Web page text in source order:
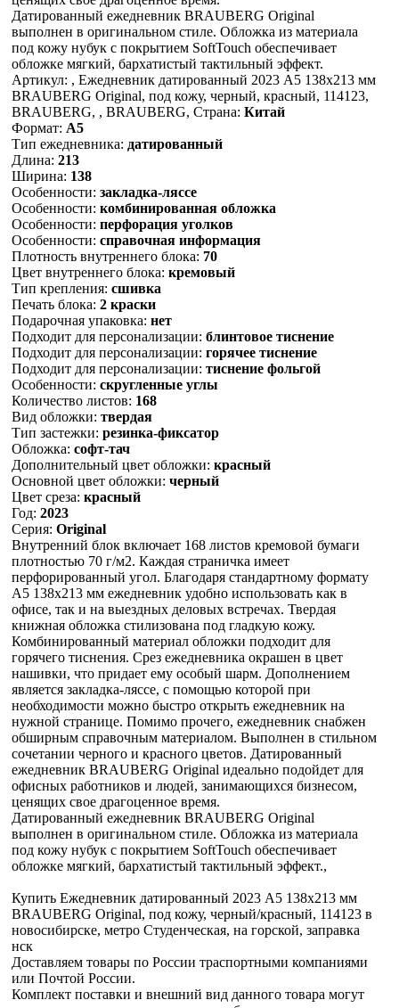
Датированный ежедневник BRAUBERG Original
выполнен в оригинальном стиле. Обложка из материала
под кожу нубук с покрытием SoftTouch обеспечивает
обложке мягкий, бархатистый тактильный эффект.
Артикул: , Ежедневник датированный 2023 А5 138x213 мм
BRAUBERG Original, под кожу, черный, красный, 114123,
BRAUBERG, , BRAUBERG, Страна: Китай
Формат: А5
Тип ежедневника: датированный
Длина: 213
Ширина: 138
Особенности: закладка-ляссе
Особенности: комбинированная обложка
Особенности: перфорация уголков
Особенности: справочная информация
Плотность внутреннего блока: 70
Цвет внутреннего блока: кремовый
Тип крепления: сшивка
Печать блока: 2 краски
Подарочная упаковка: нет
Подходит для персонализации: блинтовое тиснение
Подходит для персонализации: горячее тиснение
Подходит для персонализации: тиснение фольгой
Особенности: скругленные углы
Количество листов: 168
Вид обложки: твердая
Тип застежки: резинка-фиксатор
Обложка: софт-тач
Дополнительный цвет обложки: красный
Основной цвет обложки: черный
Цвет среза: красный
Год: 2023
Серия: Original
Внутренний блок включает 168 листов кремовой бумаги
плотностью 70 г/м2. Каждая страничка имеет
перфорированный угол. Благодаря стандартному формату
А5 138х213 мм ежедневник удобно использовать как в
офисе, так и на выездных деловых встречах. Твердая
книжная обложка стилизована под гладкую кожу.
Комбинированный материал обложки подходит для
горячего тиснения. Срез ежедневника окрашен в цвет
нашивки, что придает ему особый шарм. Дополнением
является закладка-ляссе, с помощью которой при
необходимости можно быстро открыть ежедневник на
нужной странице. Помимо прочего, ежедневник снабжен
обширным справочным материалом. Выполнен в стильном
сочетании черного и красного цветов. Датированный
ежедневник BRAUBERG Original идеально подойдет для
офисных работников и людей, занимающихся бизнесом,
ценящих свое драгоценное время.
Датированный ежедневник BRAUBERG Original
выполнен в оригинальном стиле. Обложка из материала
под кожу нубук с покрытием SoftTouch обеспечивает
обложке мягкий, бархатистый тактильный эффект.,
Купить Ежедневник датированный 2023 А5 138x213 мм
BRAUBERG Original, под кожу, черный/красный, 114123 в
новосибирске, метро Студенческая, на горской, заправка
нск
Доставляем товары по России траспортными компаниями
или Почтой России.
Комплект поставки и внешний вид данного товара могут